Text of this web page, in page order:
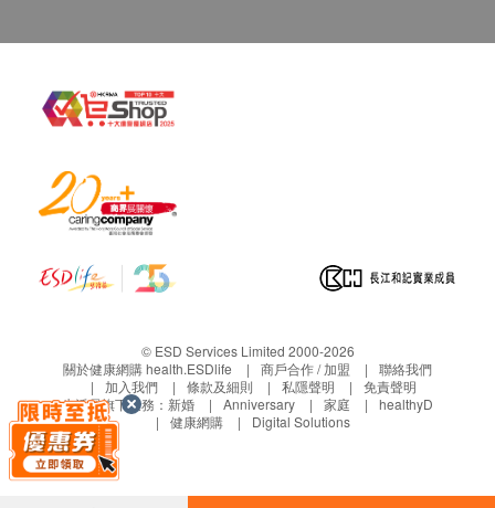
所有身體檢查並非作為醫務診斷或治療用途,如需
如有爭議，健康網購health.ESDlife 及 童珀醫療
保留最後決定權。
免責聲明：
所有健康檢查/服務並非作為醫務診斷或治療用
諮詢有認可資格的醫生，作出診斷及治療。
有關此服務/產品的錯漏或延誤，或因使用此服務/
產品而引致的損失、損害、受傷或法律訴訟，健康
網購health.ESDlife概不負責。一切有關的索償或
查詢，須向提供服務之體檢中心或商戶提出。
© ESD Services Limited 2000-2026
關於健康網購 health.ESDlife
商戶合作 / 加盟
聯絡我們
加入我們
條款及細則 私隱聲明
免責聲明
生活易旗下業務： 新婚 Anniversary 家庭
healthyD
健康網購
Digital Solutions